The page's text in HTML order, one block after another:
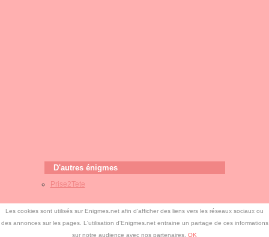
D'autres énigmes
Prise2Tete
Les cookies sont utilisés sur Enigmes.net afin d'afficher des liens vers les réseaux sociaux ou
des annonces sur les pages. L'utilisation d'Enigmes.net entraine un partage de ces informations
sur notre audience avec nos partenaires. OK